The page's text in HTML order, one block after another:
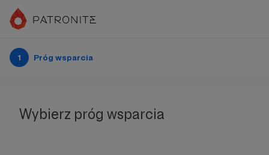
1 Próg wsparcia
Wybierz próg wsparcia